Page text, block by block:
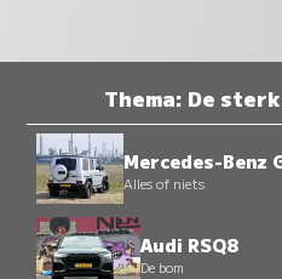
Thema: De
Mercedes-Benz
Alles of niets
Audi RSQ8
De bom